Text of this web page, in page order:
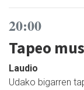
20:00
Tapeo
Laudio
Udako bigarren